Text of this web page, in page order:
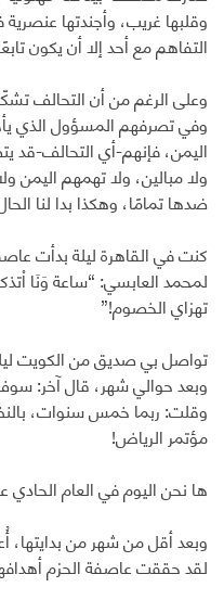
وقلبها غريب، وأجندتها
التفاهم مع أحد إلا أن يكون
وعلى الرغم من أن التحالف
وفي تصرفهم المسؤول الذي
اليمن، فإنهم-أي التحالف-قد
ولا مبالين، ولا تهمهم
ضدها تمامًا، وهكذا بدا لنا
كنت في القاهرة ليلة بدأت
لمحمد العابسي: “ساعة وَنَا
تهزاي الخصوم!”
تواصل بي صديق من الكويت
وبعد حوالي شهر، قال آخر:
وقلت: ربما خمس سنوات،
مؤتمر الرياض!
ها نحن اليوم في العام الحادي
وبعد أقل من شهر من بدايتها،
لقد حققت عاصفة الحزم